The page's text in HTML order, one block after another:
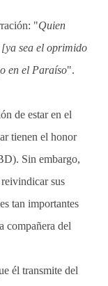
"Quien
sea el oprimido
en el Paraíso".
de estar en el
tienen el honor
Sin embargo,
sus
tan importantes
compañera del
él transmite del